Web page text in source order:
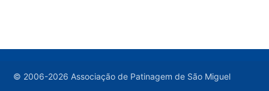
© 2006-2026 Associação de Patinagem de São Miguel